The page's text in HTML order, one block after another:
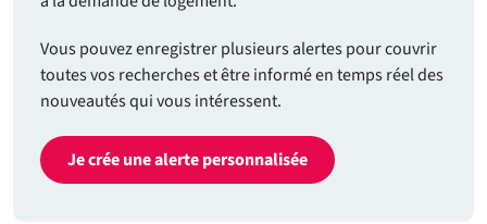
Vous pouvez enregistrer plusieurs alertes pour couvrir
toutes vos recherches et être informé en temps réel des
nouveautés qui vous intéressent.
Je crée une alerte personnalisée